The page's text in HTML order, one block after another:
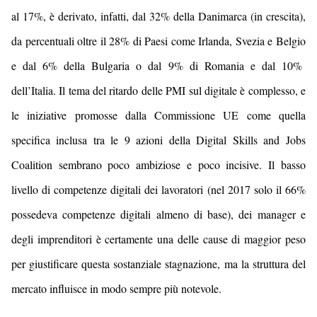
al 17%, è derivato, infatti, dal 32% della Danimarca (in crescita),
da percentualioltre il 28% di Paesi comeIrlanda, Svezia e Belgio
e dal6% della Bulgaria o dal 9% di Romania e dal 10%
dell’Italia. Il tema del ritardo delle PMI sul digitale è complesso, e
le iniziative promosse dalla Commissione UE come quella
specifica inclusa tra le 9 azioni della Digital Skills and Jobs
Coalition sembrano poco ambiziose e poco incisive. Il basso
livello di competenze digitali dei lavoratori (nel 2017 solo il 66%
possedeva competenze digitali almeno di base), dei manager e
degli imprenditori è certamente una delle cause di maggior peso
per giustificare questa sostanziale stagnazione, ma la struttura del
mercato influisce in modo sempre più notevole.